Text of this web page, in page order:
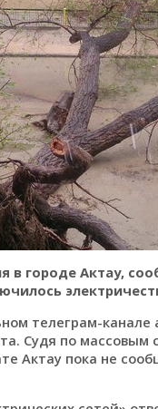
в городе Актау,
телеграм-
Судя по массовым
Актау пока не